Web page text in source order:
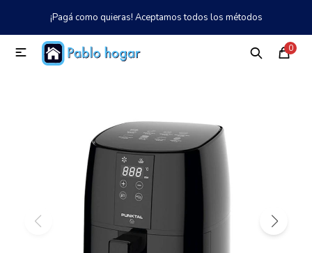
¡Pagá como quieras! Aceptamos todos los métodos
0

MI CUENTA
Catálogo Tienda 097 997 042
Refrigeración
Tecnología